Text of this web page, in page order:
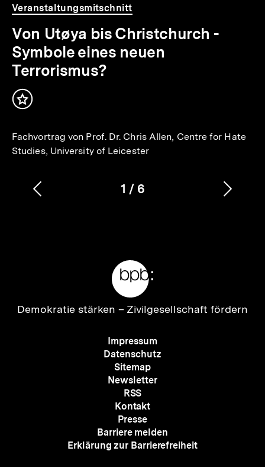
Video
Dauer
31
Min.
Veranstaltungsmitschnitt
Von Utøya bis Christchurch -
Symbole eines neuen
Terrorismus?
Inhalt
Fachvortrag von Prof. Dr. Chris Allen, Centre for Hate
Studies, University of Leicester
Karussellinhalt
1
von
/ 6
Vorherigen
Zur
Demokratie stärken – Zivilgesellschaft fördern
Meta-
Navigation
Impressum
Datenschutz
Sitemap
Newsletter
RSS
Kontakt
Presse
Barriere melden
Erklärung zur Barrierefreiheit